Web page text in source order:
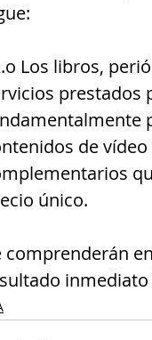
Los libros,
prestados
de
único.
comprenderán